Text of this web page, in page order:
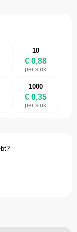
10
€ 0,88
per stuk
1000
€ 0,35
per stuk